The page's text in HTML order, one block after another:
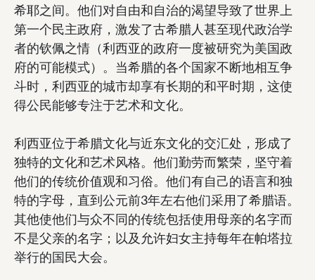
希耶之间。他们对自由和自治的渴望导致了世界上
第一个民主政府，激发了古希腊人甚至现代政治学
者的钦佩之情（利西亚的政府一度被研究为美国政
府的可能模式）。当希腊的各个国家不断地相互争
斗时，利西亚的城市却享有长期的和平时期，这使
得公民能够专注于艺术和文化。
利西亚位于希腊文化与近东文化的交汇处，形成了
独特的文化和艺术风格。他们勤劳而繁荣，坚守着
他们的传统价值观和习俗。他们有自己的语言和独
特的字母，直到公元前3年左右他们采用了希腊语。
其他使他们与众不同的传统包括使用母亲的名字而
不是父亲的名字；以及允许妇女主持每年在帕塔拉
举行的国民大会。